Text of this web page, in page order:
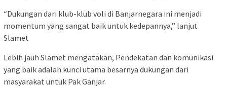
“Dukungan dari klub-klub voli di Banjarnegara ini menjadi
momentum yang sangat baik untuk kedepannya,” lanjut
Slamet
Lebih jauh Slamet mengatakan, Pendekatan dan komunikasi
yang baik adalah kunci utama besarnya dukungan dari
masyarakat untuk Pak Ganjar.